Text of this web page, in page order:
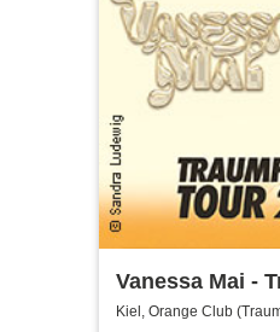
Vanessa Mai -
Tour 2026
Kiel, Orange Club